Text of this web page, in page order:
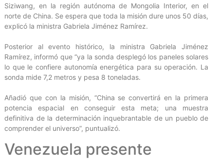
Siziwang, en la región autónoma de Mongolia Interior, en el
norte de China. Se espera que toda la misión dure unos 50 días,
explicó la ministra Gabriela Jiménez Ramírez.
Posterior al evento histórico, la ministra Gabriela Jiménez
Ramírez, informó que “ya la sonda desplegó los paneles solares
lo que le confiere autonomía energética para su operación. La
sonda mide 7,2 metros y pesa 8 toneladas.
Añadió que con la misión, “China se convertirá en la primera
potencia espacial en conseguir esta meta; una muestra
definitiva de la determinación inquebrantable de un pueblo de
comprender el universo”, puntualizó.
Venezuela presente